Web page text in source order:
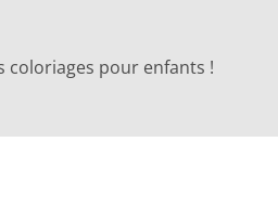
coloriages pour enfants !